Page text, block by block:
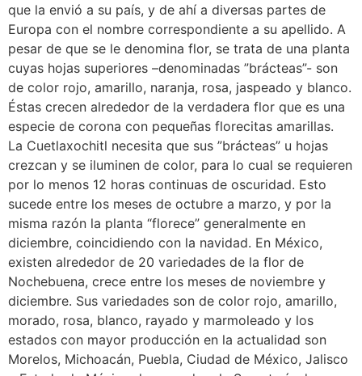
que la envió a su país, y de ahí a diversas partes de
Europa con el nombre correspondiente a su apellido. A
pesar de que se le denomina flor, se trata de una planta
cuyas hojas superiores –denominadas ”brácteas”- son
de color rojo, amarillo, naranja, rosa, jaspeado y blanco.
Éstas crecen alrededor de la verdadera flor que es una
especie de corona con pequeñas florecitas amarillas.
La Cuetlaxochitl necesita que sus ”brácteas” u hojas
crezcan y se iluminen de color, para lo cual se requieren
por lo menos 12 horas continuas de oscuridad. Esto
sucede entre los meses de octubre a marzo, y por la
misma razón la planta “florece” generalmente en
diciembre, coincidiendo con la navidad. En México,
existen alrededor de 20 variedades de la flor de
Nochebuena, crece entre los meses de noviembre y
diciembre. Sus variedades son de color rojo, amarillo,
morado, rosa, blanco, rayado y marmoleado y los
estados con mayor producción en la actualidad son
Morelos, Michoacán, Puebla, Ciudad de México, Jalisco